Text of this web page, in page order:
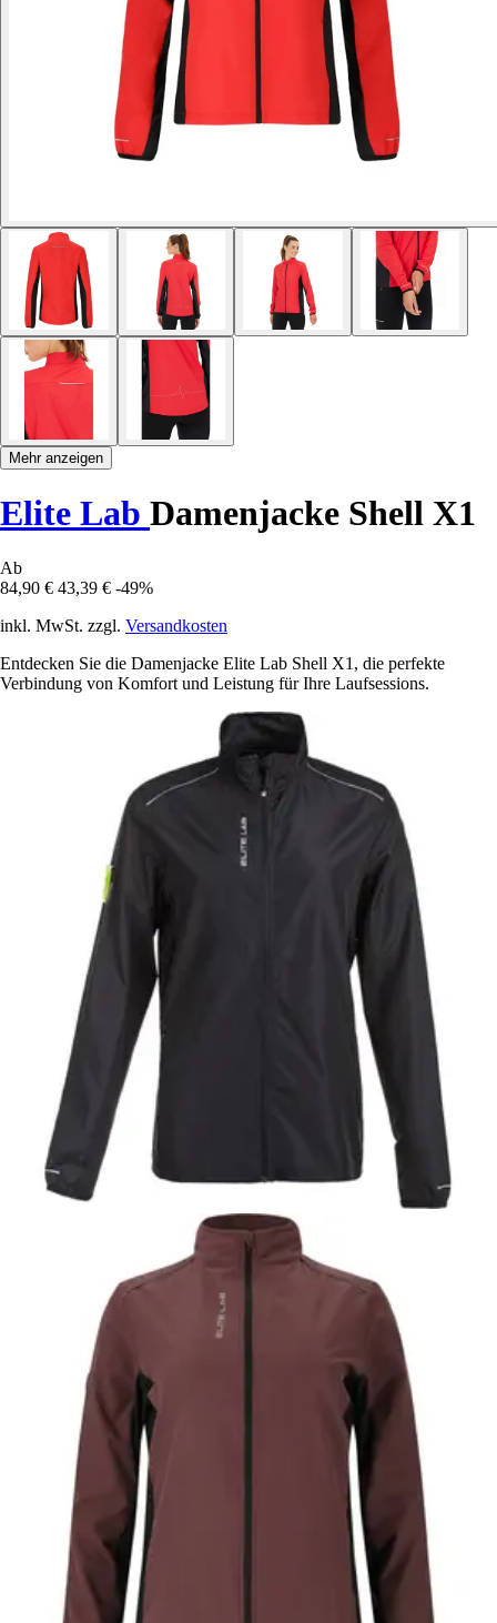
Mehr anzeigen
Elite Lab Damenjacke Shell X1
Ab
84,90 € 43,39 € -49%
inkl. MwSt. zzgl. Versandkosten
Entdecken Sie die Damenjacke Elite Lab Shell X1, die perfekte
Verbindung von Komfort und Leistung für Ihre Laufsessions.